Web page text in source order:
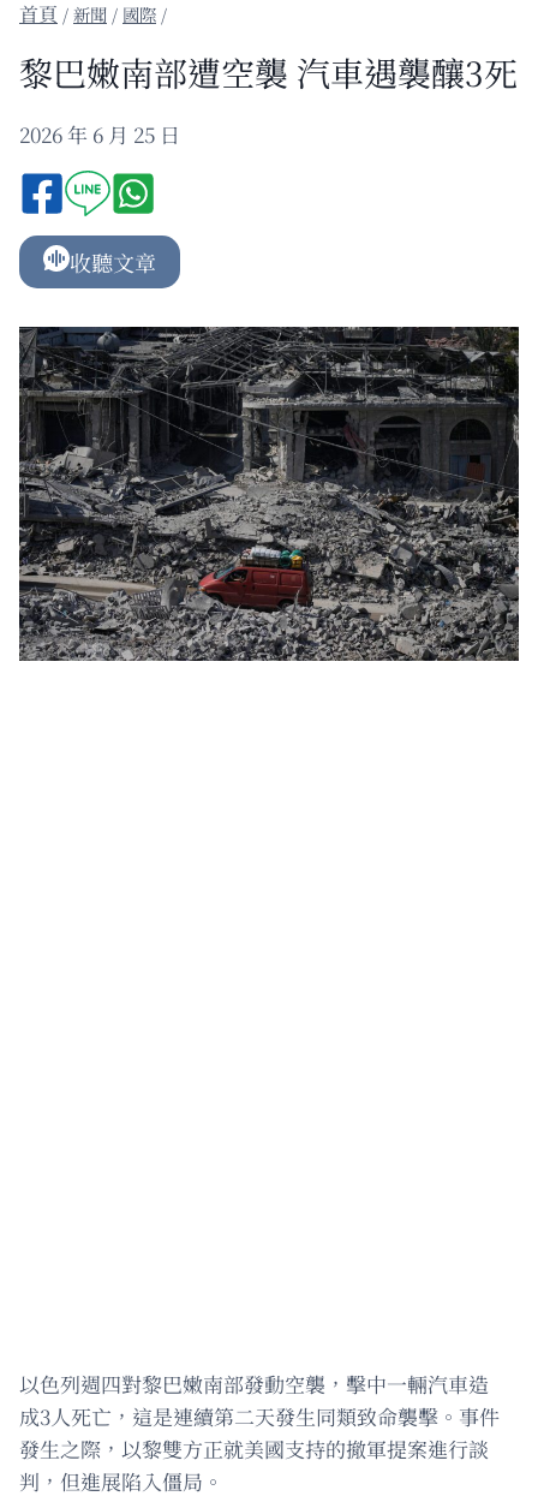
/新聞 / 國際 /
黎巴嫩南部遭空襲 汽車遇襲釀3死
2026 年 6 月 25 日
收聽文章
以色列週四對黎巴嫩南部發動空襲，擊中一輛汽車造
成3人死亡，這是連續第二天發生同類致命襲擊。事件
發生之際，以黎雙方正就美國支持的撤軍提案進行談
判，但進展陷入僵局。